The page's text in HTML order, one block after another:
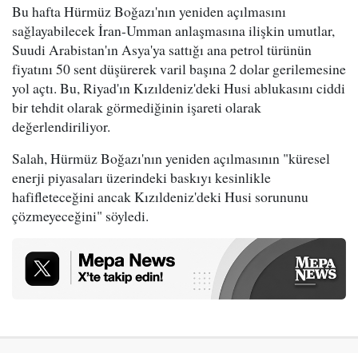
Bu hafta Hürmüz Boğazı'nın yeniden açılmasını
sağlayabilecek İran-Umman anlaşmasına ilişkin umutlar,
Suudi Arabistan'ın Asya'ya sattığı ana petrol türünün
fiyatını 50 sent düşürerek varil başına 2 dolar gerilemesine
yol açtı. Bu, Riyad'ın Kızıldeniz'deki Husi ablukasını ciddi
bir tehdit olarak görmediğinin işareti olarak
değerlendiriliyor.
Salah, Hürmüz Boğazı'nın yeniden açılmasının "küresel
enerji piyasaları üzerindeki baskıyı kesinlikle
hafifleteceğini ancak Kızıldeniz'deki Husi sorununu
çözmeyeceğini" söyledi.